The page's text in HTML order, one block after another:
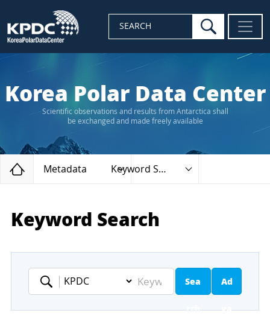
SEARCH search
Korea Polar Data Center
Scientific observations and results from Antarctica shall
be exchanged and made freely available
Home
Metadata Keyword Search
Keyword Search
Keyword
Sea
rch
Ad
va